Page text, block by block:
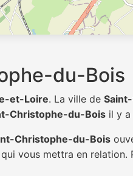
du-Bois
et-Loire. La ville de
Christophe-du-Bois il y a
Christophe-du-Bois
vous mettra en relation.